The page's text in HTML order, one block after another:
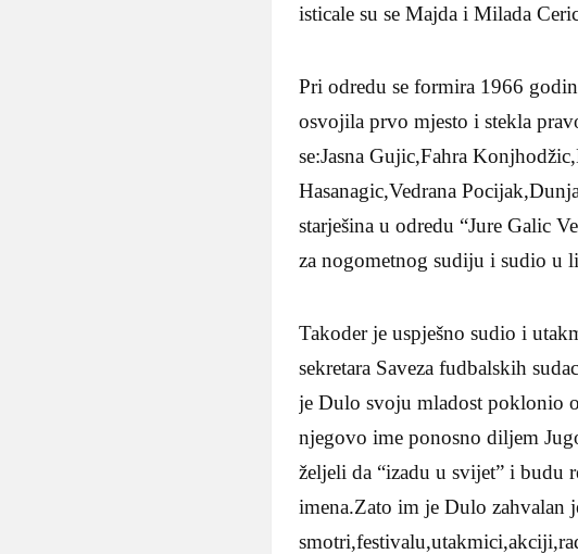
isticale su se Majda i Milada
Pri odredu se formira 1966
osvojila prvo mjesto i stekla
se:Jasna Gujic,Fahra
Hasanagic,Vedrana
starješina u odredu “Jure Galic
za nogometnog sudiju i sudio u
Takoder je uspješno sudio i
sekretara Saveza fudbalskih
je Dulo svoju mladost poklonio
njegovo ime ponosno diljem
željeli da “izadu u svijet” i budu
imena.Zato im je Dulo zahvalan